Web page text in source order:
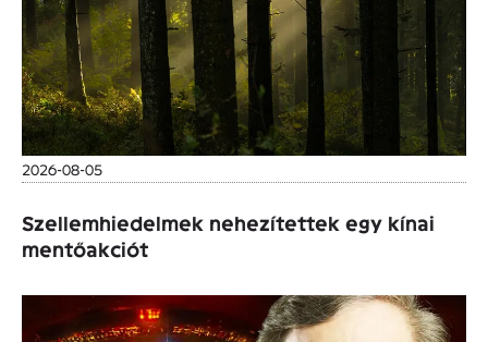
2026-08-05
Szellemhiedelmek nehezítettek egy kínai
mentőakciót